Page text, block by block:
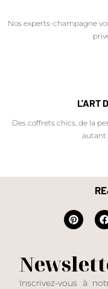
Nos experts-champagne
L'ART
Des coffrets chics, de la
autant
Inscrivez-vous à